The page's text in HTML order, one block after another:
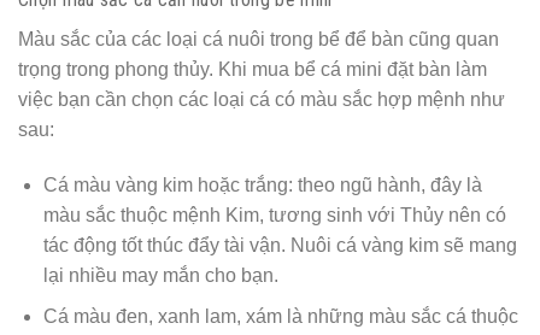
Màu sắc của các loại cá nuôi trong bể để bàn cũng quan
trọng trong phong thủy. Khi mua bể cá mini đặt bàn làm
việc bạn cần chọn các loại cá có màu sắc hợp mệnh như
sau:
Cá màu vàng kim hoặc trắng: theo ngũ hành, đây là
màu sắc thuộc mệnh Kim, tương sinh với Thủy nên có
tác động tốt thúc đẩy tài vận. Nuôi cá vàng kim sẽ mang
lại nhiều may mắn cho bạn.
Cá màu đen, xanh lam, xám là những màu sắc cá thuộc